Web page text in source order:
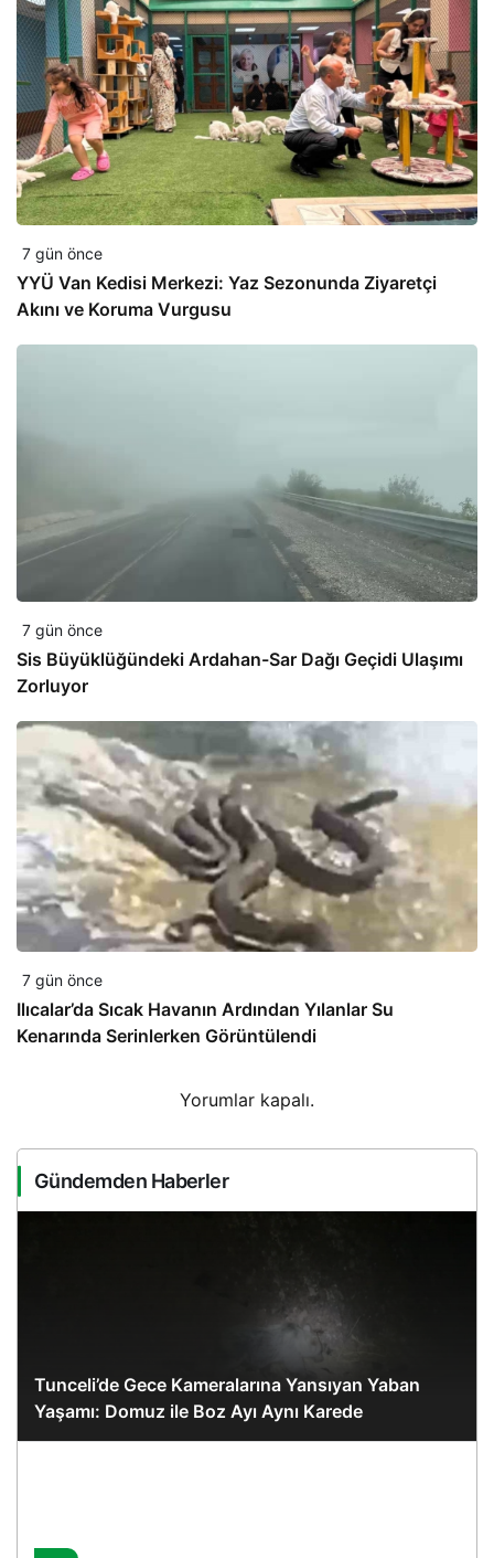
7 gün önce
YYÜ Van Kedisi Merkezi: Yaz Sezonunda Ziyaretçi
Akını ve Koruma Vurgusu
7 gün önce
Sis Büyüklüğündeki Ardahan-Sar Dağı Geçidi Ulaşımı
Zorluyor
7 gün önce
Ilıcalar’da Sıcak Havanın Ardından Yılanlar Su
Kenarında Serinlerken Görüntülendi
Yorumlar kapalı.
Gündemden Haberler
Tunceli’de Gece Kameralarına Yansıyan Yaban
Yaşamı: Domuz ile Boz Ayı Aynı Karede